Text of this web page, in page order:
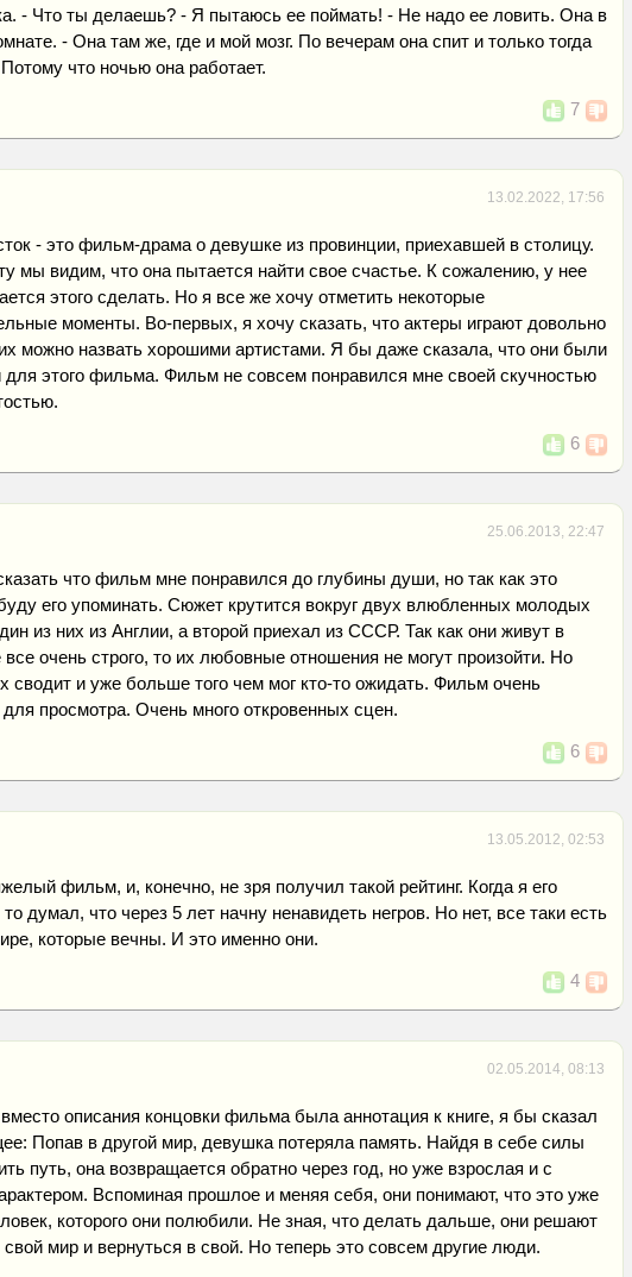
- Что ты делаешь? - Я пытаюсь ее поймать! - Не надо ее ловить. Она в
- Она там же, где и мой мозг. По вечерам она спит и только тогда
что ночью она работает.
7
13.02.2022, 17:56
- это фильм-драма о девушке из провинции, приехавшей в столицу.
мы видим, что она пытается найти свое счастье. К сожалению, у нее
этого сделать. Но я все же хочу отметить некоторые
моменты. Во-первых, я хочу сказать, что актеры играют довольно
можно назвать хорошими артистами. Я бы даже сказала, что они были
этого фильма. Фильм не совсем понравился мне своей скучностью
6
25.06.2013, 22:47
что фильм мне понравился до глубины души, но так как это
его упоминать. Сюжет крутится вокруг двух влюбленных молодых
из них из Англии, а второй приехал из СССР. Так как они живут в
все очень строго, то их любовные отношения не могут произойти. Но
сводит и уже больше того чем мог кто-то ожидать. Фильм очень
просмотра. Очень много откровенных сцен.
6
13.05.2012, 02:53
фильм, и, конечно, не зря получил такой рейтинг. Когда я его
думал, что через 5 лет начну ненавидеть негров. Но нет, все таки есть
которые вечны. И это именно они.
4
02.05.2014, 08:13
описания концовки фильма была аннотация к книге, я бы сказал
Попав в другой мир, девушка потеряла память. Найдя в себе силы
путь, она возвращается обратно через год, но уже взрослая и с
Вспоминая прошлое и меняя себя, они понимают, что это уже
которого они полюбили. Не зная, что делать дальше, они решают
свой мир и вернуться в свой. Но теперь это совсем другие люди.